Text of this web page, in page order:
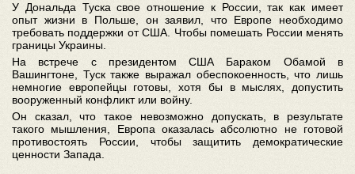
У Дональда Туска свое отношение к России, так как имеет
опыт жизни в Польше, он заявил, что Европе необходимо
требовать поддержки от США. Чтобы помешать России менять
границы Украины.
На встрече с президентом США Бараком Обамой в
Вашингтоне, Туск также выражал обеспокоенность, что лишь
немногие европейцы готовы, хотя бы в мыслях, допустить
вооруженный конфликт или войну.
Он сказал, что такое невозможно допускать, в результате
такого мышления, Европа оказалась абсолютно не готовой
противостоять России, чтобы защитить демократические
ценности Запада.